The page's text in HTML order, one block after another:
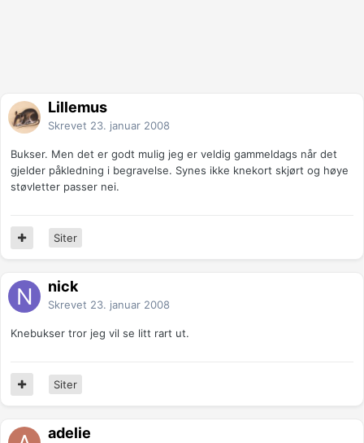
Lillemus
Skrevet 23. januar 2008
Bukser. Men det er godt mulig jeg er veldig gammeldags når det
gjelder påkledning i begravelse. Synes ikke knekort skjørt og høye
støvletter passer nei.
Siter
nick
Skrevet 23. januar 2008
Knebukser tror jeg vil se litt rart ut.
Siter
adelie